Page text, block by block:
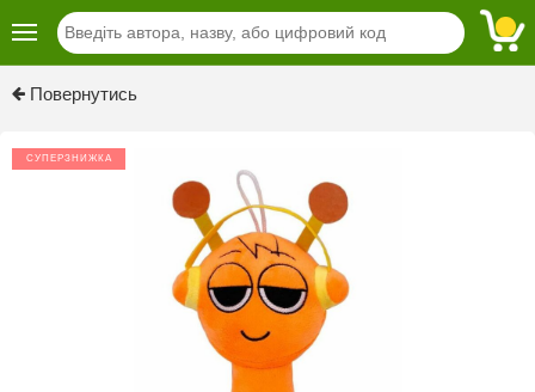
Повернутись
СУПЕРЗНИЖКА